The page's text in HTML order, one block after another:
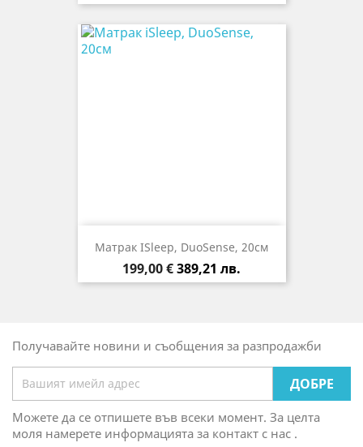
Матрак ISleep, DuoSense, 20см
Цена
199,00 €389,21 лв.
Получавайте новини и съобщения за разпродажби
Можете да се отпишете във всеки момент. За целта
моля намерете информацията за контакт с нас .